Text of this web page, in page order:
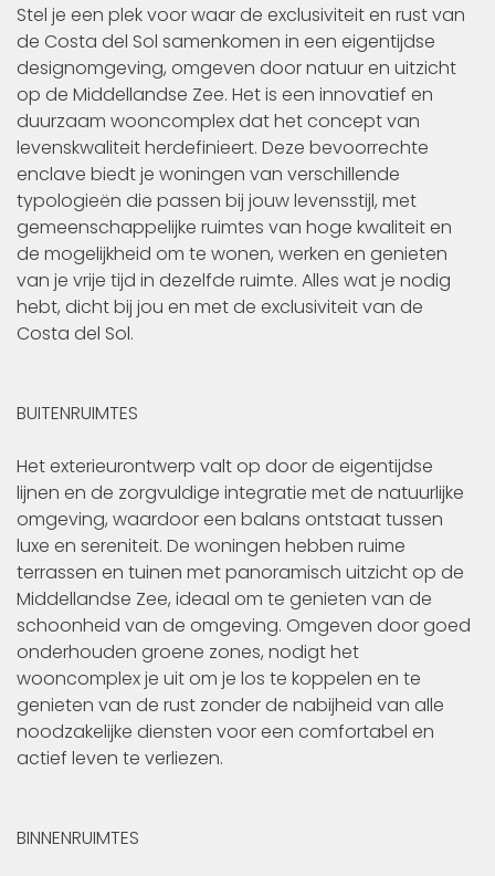
Stel je een plek voor waar de exclusiviteit en rust van
de Costa del Sol samenkomen in een eigentijdse
designomgeving, omgeven door natuur en uitzicht
op de Middellandse Zee. Het is een innovatief en
duurzaam wooncomplex dat het concept van
levenskwaliteit herdefinieert. Deze bevoorrechte
enclave biedt je woningen van verschillende
typologieën die passen bij jouw levensstijl, met
gemeenschappelijke ruimtes van hoge kwaliteit en
de mogelijkheid om te wonen, werken en genieten
van je vrije tijd in dezelfde ruimte. Alles wat je nodig
hebt, dicht bij jou en met de exclusiviteit van de
Costa del Sol.
BUITENRUIMTES
Het exterieurontwerp valt op door de eigentijdse
lijnen en de zorgvuldige integratie met de natuurlijke
omgeving, waardoor een balans ontstaat tussen
luxe en sereniteit. De woningen hebben ruime
terrassen en tuinen met panoramisch uitzicht op de
Middellandse Zee, ideaal om te genieten van de
schoonheid van de omgeving. Omgeven door goed
onderhouden groene zones, nodigt het
wooncomplex je uit om je los te koppelen en te
genieten van de rust zonder de nabijheid van alle
noodzakelijke diensten voor een comfortabel en
actief leven te verliezen.
BINNENRUIMTES